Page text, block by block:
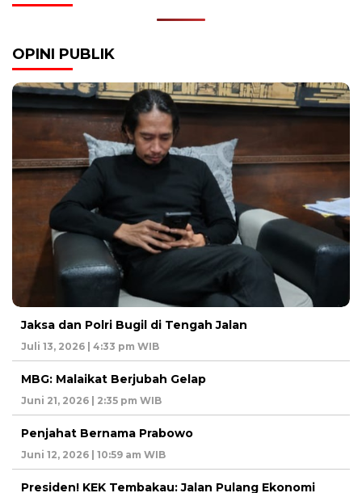
OPINI PUBLIK
Jaksa dan Polri Bugil di Tengah Jalan
Juli 13, 2026 | 4:33 pm WIB
MBG: Malaikat Berjubah Gelap
Juni 21, 2026 | 2:35 pm WIB
Penjahat Bernama Prabowo
Juni 12, 2026 | 10:59 am WIB
Presiden! KEK Tembakau: Jalan Pulang Ekonomi